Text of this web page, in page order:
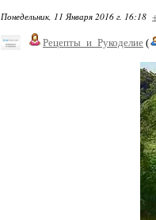
Понедельник, 11 Января 2016 г. 16:18
Рецепты_и_Рукоделие (